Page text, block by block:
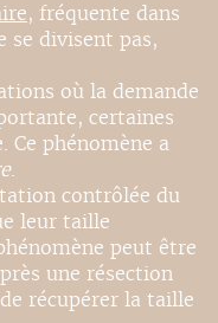
, fréquente dans
se divisent pas,
où la demande
certaines
phénomène a
.
contrôlée du
leur taille
peut être
une résection
récupérer la taille